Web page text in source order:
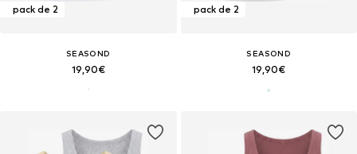
pack de 2
SEASOND
19,90€
pack de 2
SEASOND
19,90€